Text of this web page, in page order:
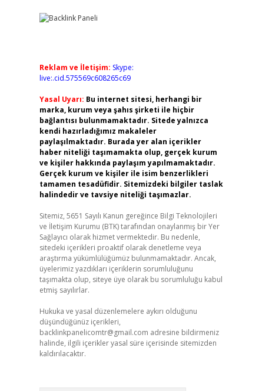
Reklam ve İletişim: Skype:
live:.cid.575569c608265c69
Yasal Uyarı: Bu internet sitesi, herhangi bir
marka, kurum veya şahıs şirketi ile hiçbir
bağlantısı bulunmamaktadır. Sitede yalnızca
kendi hazırladığımız makaleler
paylaşılmaktadır. Burada yer alan içerikler
haber niteliği taşımamakta olup, gerçek kurum
ve kişiler hakkında paylaşım yapılmamaktadır.
Gerçek kurum ve kişiler ile isim benzerlikleri
tamamen tesadüfidir. Sitemizdeki bilgiler taslak
halindedir ve tavsiye niteliği taşımazlar.
Sitemiz, 5651 Sayılı Kanun gereğince Bilgi Teknolojileri
ve İletişim Kurumu (BTK) tarafından onaylanmış bir Yer
Sağlayıcı olarak hizmet vermektedir. Bu nedenle,
sitedeki içerikleri proaktif olarak denetleme veya
araştırma yükümlülüğümüz bulunmamaktadır. Ancak,
üyelerimiz yazdıkları içeriklerin sorumluluğunu
taşımakta olup, siteye üye olarak bu sorumluluğu kabul
etmiş sayılırlar.
Hukuka ve yasal düzenlemelere aykırı olduğunu
düşündüğünüz içerikleri,
backlinkpanelicomtr@gmail.com adresine bildirmeniz
halinde, ilgili içerikler yasal süre içerisinde sitemizden
kaldırılacaktır.